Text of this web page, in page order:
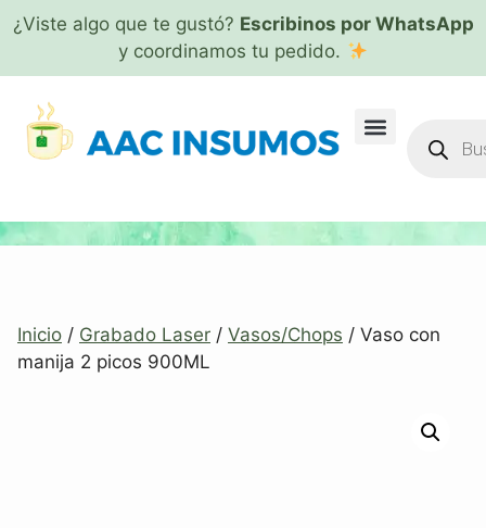
¿Viste algo que te gustó? Escribinos por WhatsApp
y coordinamos tu pedido.
Inicio / Grabado Laser / Vasos/Chops / Vaso con
manija 2 picos 900ML